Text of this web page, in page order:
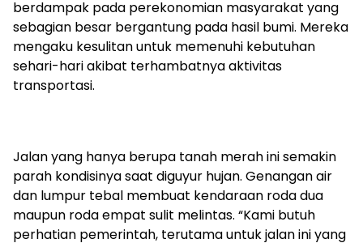
berdampak pada perekonomian masyarakat yang
sebagian besar bergantung pada hasil bumi. Mereka
mengaku kesulitan untuk memenuhi kebutuhan
sehari-hari akibat terhambatnya aktivitas
transportasi.
Jalan yang hanya berupa tanah merah ini semakin
parah kondisinya saat diguyur hujan. Genangan air
dan lumpur tebal membuat kendaraan roda dua
maupun roda empat sulit melintas. “Kami butuh
perhatian pemerintah, terutama untuk jalan ini yang